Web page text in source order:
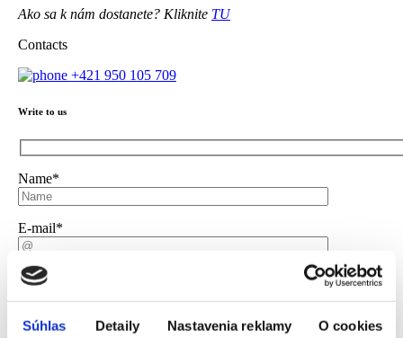
Súhlas Detaily Nastavenia reklamy O cookies
Ako sa k nám dostanete? Kliknite TU
Contacts
+421 950 105 709
Write to us
Name*
E-mail*
Phone*
Branch address:*